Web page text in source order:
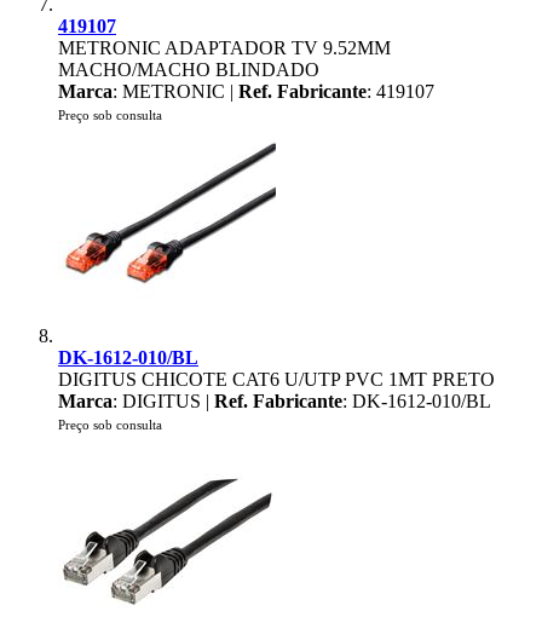
419107
METRONIC ADAPTADOR TV 9.52MM
MACHO/MACHO BLINDADO
Marca: METRONIC | Ref. Fabricante: 419107
Preço sob consulta
DK-1612-010/BL
DIGITUS CHICOTE CAT6 U/UTP PVC 1MT PRETO
Marca: DIGITUS | Ref. Fabricante: DK-1612-010/BL
Preço sob consulta